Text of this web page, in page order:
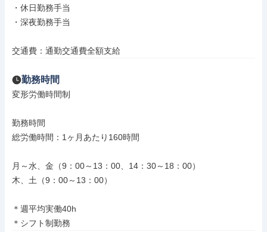
・休日勤務手当
・深夜勤務手当
交通費：通勤交通費全額支給
勤務時間
変形労働時間制
勤務時間
総労働時間：1ヶ月あたり160時間
月～水、金（9：00～13：00、14：30～18：00）
木、土（9：00～13：00）
＊週平均実働40h
＊シフト制勤務